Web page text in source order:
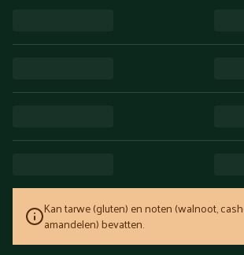
Kan tarwe (gluten) en noten (walnoot,
amandelen) bevatten.